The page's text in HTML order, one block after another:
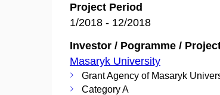
Project Period
1/2018 - 12/2018
Investor / Pogramme /
Masaryk University
Grant Agency of Masaryk
Category A